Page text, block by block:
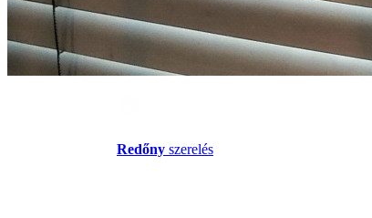
Redőny szerelés